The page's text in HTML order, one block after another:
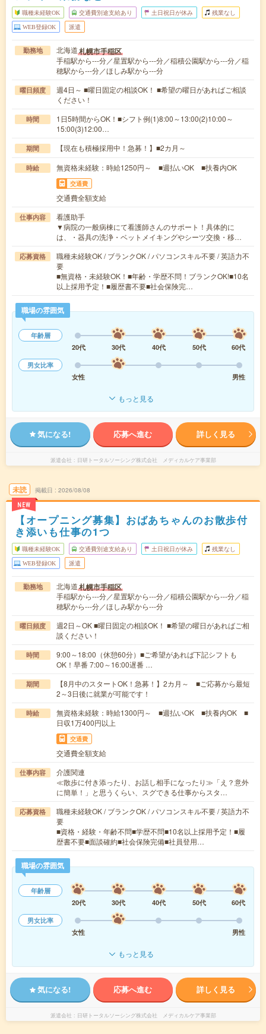
職種未経験OK 交通費別途支給あり 土日祝日が休み 残業なし
WEB登録OK 派遣
勤務地 北海道札幌市手稲区
手稲駅から---分／星置駅から---分／稲積公園駅から---分／稲
穂駅から---分／ほしみ駅から---分
曜日頻度
週4日～ ■曜日固定の相談OK！ ■希望の曜日があればご相談
ください！
時間
1日5時間からOK！■シフト例(1)8:00～13:00(2)10:00～
15:00(3)12:00…
期間 【現在も積極採用中！急募！】■2カ月～
時給 無資格未経験：時給1250円～ ■週払いOK ■扶養内OK
交通費
交通費全額支給
仕事内容
看護助手
▼病院の一般病棟にて看護師さんのサポート！具体的に
は、・器具の洗浄・ベットメイキングやシーツ交換・移…
応募資格
職種未経験OK / ブランクOK / パソコンスキル不要 / 英語力不
要
■無資格・未経験OK！■年齢・学歴不問！ブランクOK!■10名
以上採用予定！■履歴書不要■社会保険完…
職場の雰囲気
年齢層
20代
30代 40代 50代
60代
男女比率
女性
男性
もっと見る
気になる! 応募へ進む 詳しく見る
派遣会社 日研トータルソーシング株式会社 メディカルケア事業部
未読
NEW
掲載日 2026/08/08
【オープニング募集】おばあちゃんのお散歩付
き添いも仕事の1つ
職種未経験OK 交通費別途支給あり 土日祝日が休み 残業なし
WEB登録OK 派遣
勤務地 北海道札幌市手稲区
手稲駅から---分／星置駅から---分／稲積公園駅から---分／稲
穂駅から---分／ほしみ駅から---分
曜日頻度
週2日～OK ■曜日固定の相談OK！ ■希望の曜日があればご相
談ください！
時間
9:00～18:00（休憩60分）■ご希望があれば下記シフトも
OK！早番 7:00～16:00遅番 …
期間
【8月中のスタートOK！急募！】2カ月～ ■ご応募から最短
2～3日後に就業が可能です！
時給
無資格未経験：時給1300円～ ■週払いOK ■扶養内OK ■
日収1万400円以上
交通費
交通費全額支給
仕事内容
介護関連
≪散歩に付き添ったり、お話し相手になったり≫「え？意外
に簡単！」と思うくらい、スグできる仕事からスタ…
応募資格
職種未経験OK / ブランクOK / パソコンスキル不要 / 英語力不
要
■資格・経験・年齢不問■学歴不問■10名以上採用予定！■履
歴書不要■面談確約■社会保険完備■社員登用…
職場の雰囲気
年齢層
20代
30代 40代 50代
60代
男女比率
女性
男性
もっと見る
気になる! 応募へ進む 詳しく見る
派遣会社 日研トータルソーシング株式会社 メディカルケア事業部